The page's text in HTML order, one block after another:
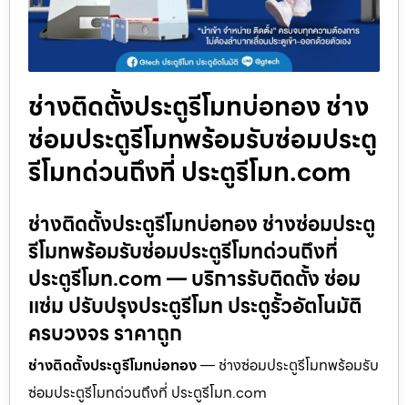
ช่างติดตั้งประตูรีโมทบ่อทอง ช่าง
ซ่อมประตูรีโมทพร้อมรับซ่อมประตู
รีโมทด่วนถึงที่ ประตูรีโมท.com
ช่างติดตั้งประตูรีโมทบ่อทอง ช่างซ่อมประตู
รีโมทพร้อมรับซ่อมประตูรีโมทด่วนถึงที่
ประตูรีโมท.com — บริการรับติดตั้ง ซ่อม
แซ่ม ปรับปรุงประตูรีโมท ประตูรั้วอัตโนมัติ
ครบวงจร ราคาถูก
ช่างติดตั้งประตูรีโมทบ่อทอง— ช่างซ่อมประตูรีโมทพร้อมรับ
ซ่อมประตูรีโมทด่วนถึงที่ ประตูรีโมท.com